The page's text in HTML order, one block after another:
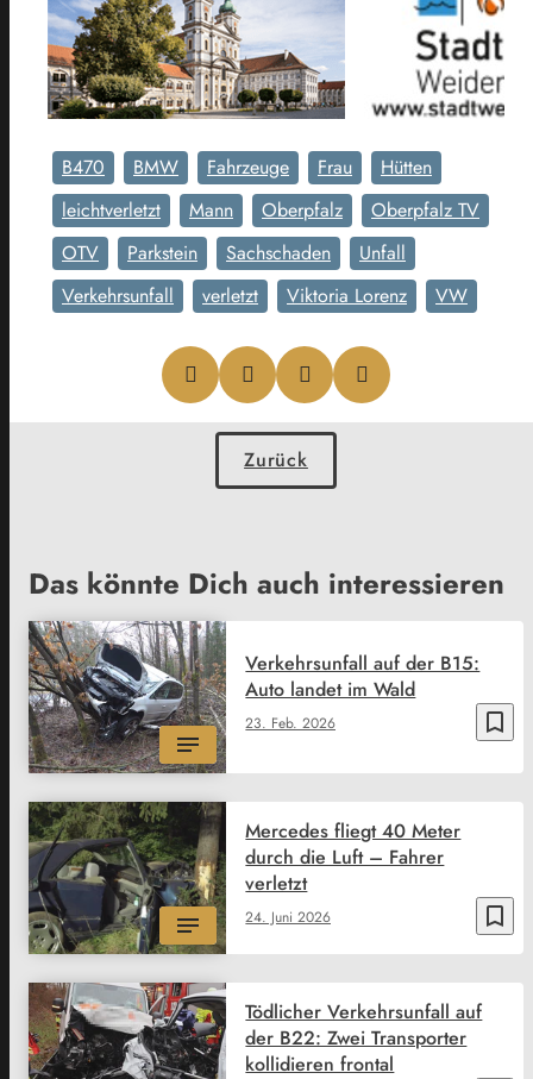
B470 BMW Fahrzeuge Frau
Hütten
leichtverletzt
Mann Oberpfalz
Oberpfalz TV
OTV
Parkstein Sachschaden
Unfall
Verkehrsunfall
verletzt Viktoria Lorenz VW
Zurück
Das könnte Dich auch interessieren
bookmark_border
23. Feb. 2026
Verkehrsunfall auf der B15:
Auto landet im Wald
bookmark_border
24. Juni 2026
Mercedes fliegt 40 Meter
durch die Luft – Fahrer
verletzt
Tödlicher Verkehrsunfall auf
der B22: Zwei Transporter
kollidieren frontal